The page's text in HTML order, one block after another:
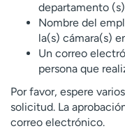
departamento
Nombre del
la(s) cámara(s)
Un correo
persona que
Por favor, espere
solicitud. La
correo electrónico.